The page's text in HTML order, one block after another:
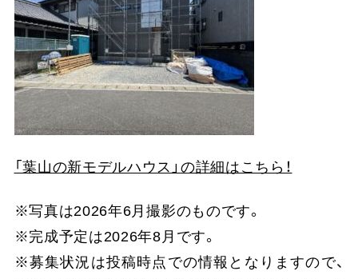
「葉山の新モデルハウス」の詳細はこちら！
※写真は2026年6月撮影のものです。
※完成予定は2026年8月です。
※募集状況は投稿時点での情報となりますので、